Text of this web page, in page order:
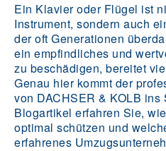
Ein Klavier oder Flügel ist
Instrument, sondern auch
der oft Generationen
ein empfindliches und
zu beschädigen, bereitet
Genau hier kommt der
von DACHSER & KOLB ins
Blogartikel erfahren Sie,
optimal schützen und
erfahrenes